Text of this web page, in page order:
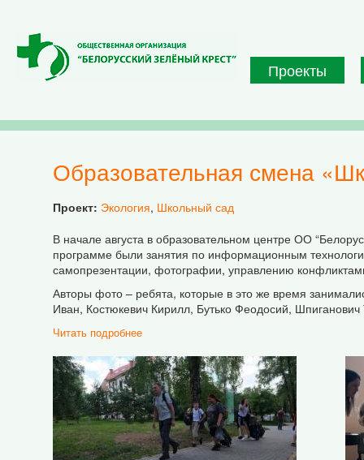
Проекты
Образовательная смена
Проект: Экология, Школьный сад
В начале августа в образовательном центре ОО
программе были занятия по информационным
самопрезентации, фотографии, управлению
Авторы фото – ребята, которые в это же время
Иван, Костюкевич Кирилл, Бутько Феодосий,
Читать подробнее